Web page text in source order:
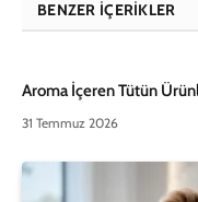
BENZER İÇERIKLER
Aroma İçeren Tütün
31 Temmuz 2026